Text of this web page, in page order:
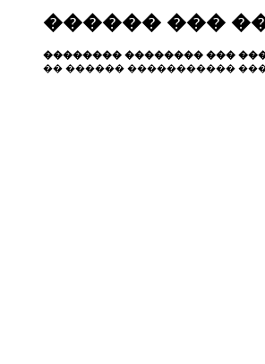
������ ���
�������� �������� ���
�� ������ �����������